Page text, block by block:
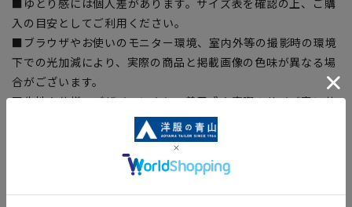
入の目安としてご利用ください。
■ブラウザやお使いのモニター環境、室内外等の撮影時の環境
下での光加減により、実際の商品と掲載画像の色味が異なる場
合がございます。
■生地や仕様・デザインにより、着用感や実際のサイズ表に若
干の誤差が生じる場合がございます。予めご了承ください。
■店舗や各モールサイトと商品在庫を共有しております関係
上、ご注文いただいたタイミングにより欠品が発生し、ご注文
を完了できない場合がございます。予めご了承ください。（お
急ぎ発送のご注文につきましても、ご注文のタイミングによっ